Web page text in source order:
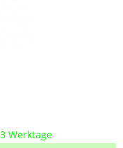
Werktage